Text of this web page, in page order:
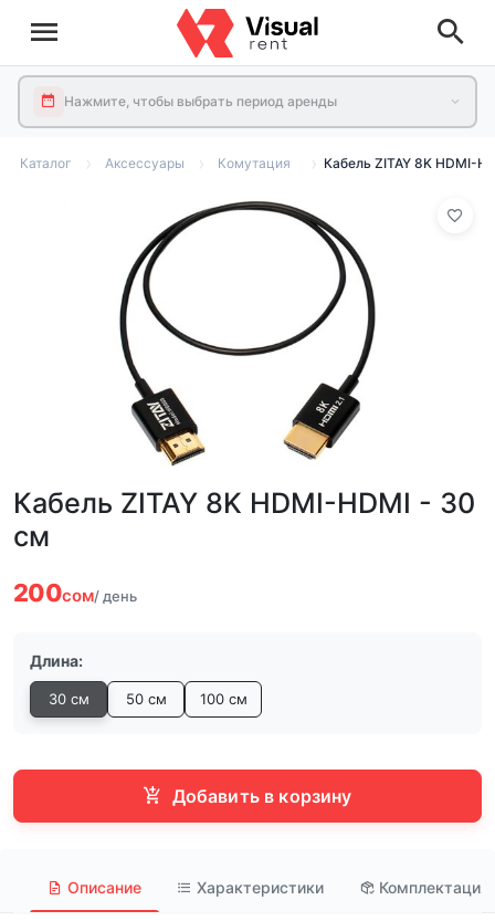
Нажмите, чтобы выбрать период аренды
Каталог Аксессуары Комутация Кабель ZITAY 8K HDMI-
Кабель ZITAY 8K HDMI-HDMI - 30
см
200сом/ день
Длина:
30 см 50 см 100 см
Добавить в корзину
Описание Характеристики Комплектация